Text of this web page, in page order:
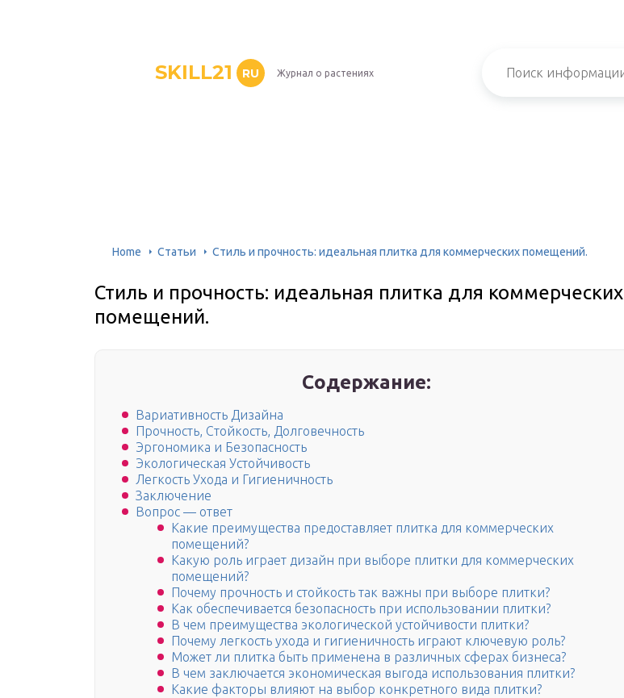
SKILL21 RU Журнал о растениях
Home Статьи Стиль и прочность: идеальная плитка для коммерческих помещений.
Стиль и прочность: идеальная плитка для коммерческих
помещений.
Содержание:
Вариативность Дизайна
Прочность, Стойкость, Долговечность
Эргономика и Безопасность
Экологическая Устойчивость
Легкость Ухода и Гигиеничность
Заключение
Вопрос — ответ
Какие преимущества предоставляет плитка для коммерческих
помещений?
Какую роль играет дизайн при выборе плитки для коммерческих
помещений?
Почему прочность и стойкость так важны при выборе плитки?
Как обеспечивается безопасность при использовании плитки?
В чем преимущества экологической устойчивости плитки?
Почему легкость ухода и гигиеничность играют ключевую роль?
Может ли плитка быть применена в различных сферах бизнеса?
В чем заключается экономическая выгода использования плитки?
Какие факторы влияют на выбор конкретного вида плитки?